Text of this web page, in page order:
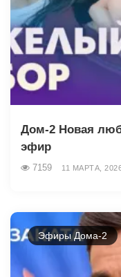
Дом-2 Новая
эфир
7159 11 МАРТА,
Эфиры Дома-2